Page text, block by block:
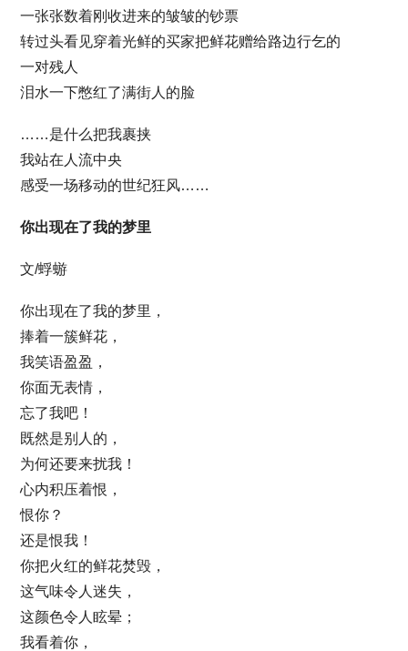
一张张数着刚收进来的皱皱的钞票
转过头看见穿着光鲜的买家把鲜花赠给路边行乞的
一对残人
泪水一下憋红了满街人的脸
……是什么把我裹挟
我站在人流中央
感受一场移动的世纪狂风……
你出现在了我的梦里
文/蜉蝣
你出现在了我的梦里，
捧着一簇鲜花，
我笑语盈盈，
你面无表情，
忘了我吧！
既然是别人的，
为何还要来扰我！
心内积压着恨，
恨你？
还是恨我！
你把火红的鲜花焚毁，
这气味令人迷失，
这颜色令人眩晕；
我看着你，